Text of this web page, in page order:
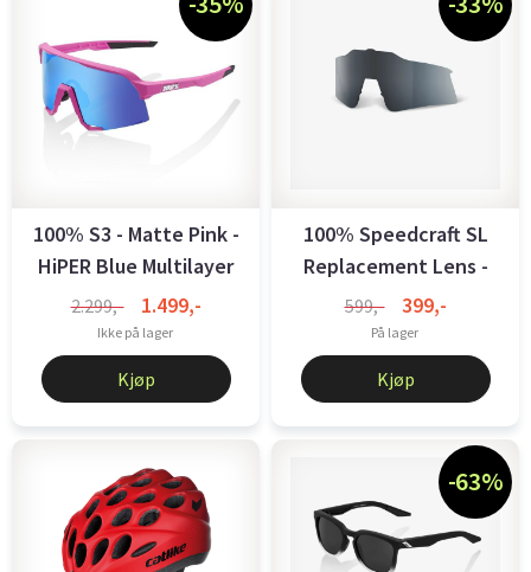
100% S3 - Matte Pink -
HiPER Blue Multilayer
...
2.299,- 1.499,-
Ikke på lager
Kjøp
100% Speedcraft SL
Replacement Lens -
Smoke
599,- 399,-
På lager
Kjøp
-63%